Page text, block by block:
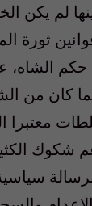
لم يكن
ثورة
الشاه،
كان من
معتبرا
شكوك